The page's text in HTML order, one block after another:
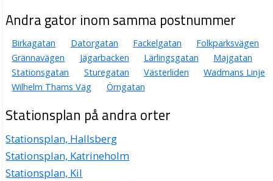
Andra gator inom samma postnummer
Birkagatan Datorgatan Fackelgatan
Folkparksvägen
Grännavägen
Jägarbacken Lärlingsgatan
Majgatan
Stationsgatan
Sturegatan Västerliden
Wadmans Linje
Wilhelm Thams Väg
Örngatan
Stationsplan på andra orter
Stationsplan, Hallsberg
Stationsplan, Katrineholm
Stationsplan, Kil